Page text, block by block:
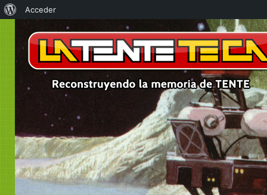
Acerca
WordPress
Acceder